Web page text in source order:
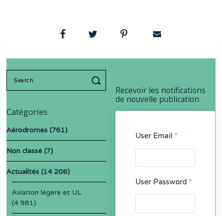
Recevoir les notifications
de nouvelle publication
User Email *
User Password *
Catégories
Aérodromes (761)
Non classé (7)
Actualités (14 206)
Aviation légère et UL
(4 981)